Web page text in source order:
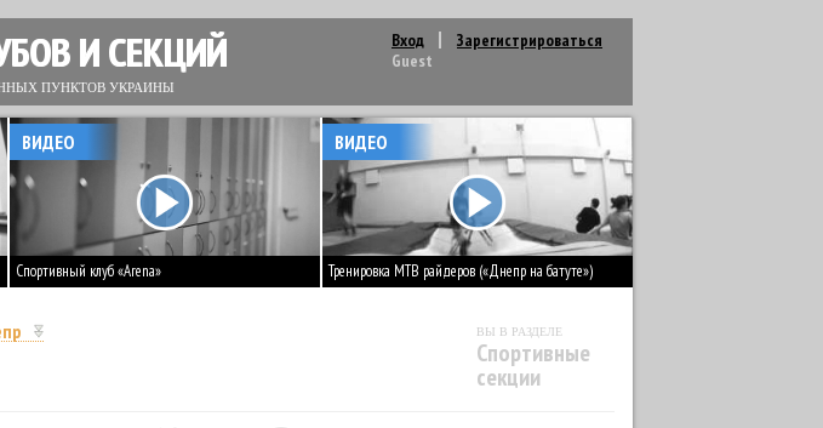
Вход
Зарегистрироваться
Guest
И СЕКЦИЙ
ПУНКТОВ УКРАИНЫ
Спортивный клуб «Arena»
ВИДЕО
Тренировка MTB райдеров («Днепр на батуте»)
ВИДЕО
ВЫ В РАЗДЕЛЕ
Спортивные
секции